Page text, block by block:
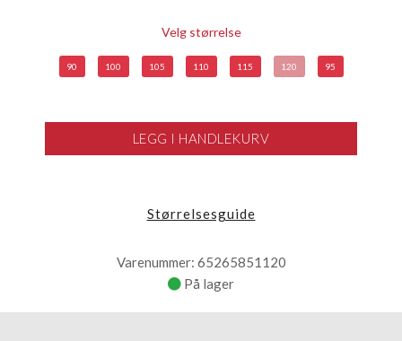
Velg størrelse
90 100 105 110 115 120 95
LEGG I HANDLEKURV
Størrelsesguide
Varenummer: 65265851120
På lager